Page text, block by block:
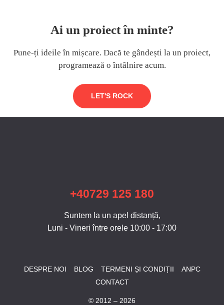
Ai un proiect în minte?
Pune-ți ideile în mișcare. Dacă te gândești la un proiect,
programează o întâlnire acum.
LET'S ROCK
+40729 125 180
Suntem la un apel distanță,
Luni - Vineri între orele 10:00 - 17:00
DESPRE NOI BLOG TERMENI ȘI CONDIȚII
ANPC
CONTACT
© 2012 – 2026